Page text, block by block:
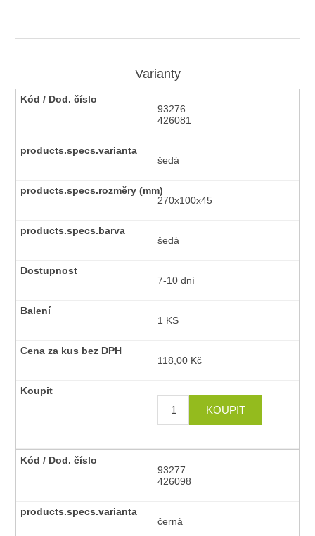
Varianty
93276
426081
šedá
270x100x45
šedá
7-10 dní
1 KS
118,00 Kč
93277
426098
černá